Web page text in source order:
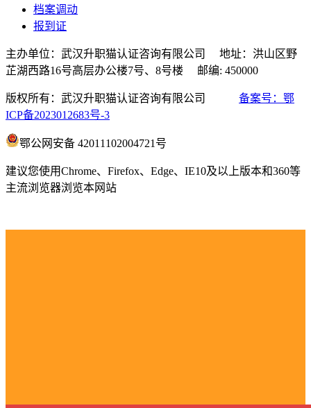
档案调动
报到证
主办单位：武汉升职猫认证咨询有限公司 地址：洪山区野
芷湖西路16号高层办公楼7号、8号楼 邮编: 450000
版权所有：武汉升职猫认证咨询有限公司 备案号：鄂
ICP备2023012683号-3
鄂公网安备 42011102004721号
建议您使用Chrome、Firefox、Edge、IE10及以上版本和360等
主流浏览器浏览本网站